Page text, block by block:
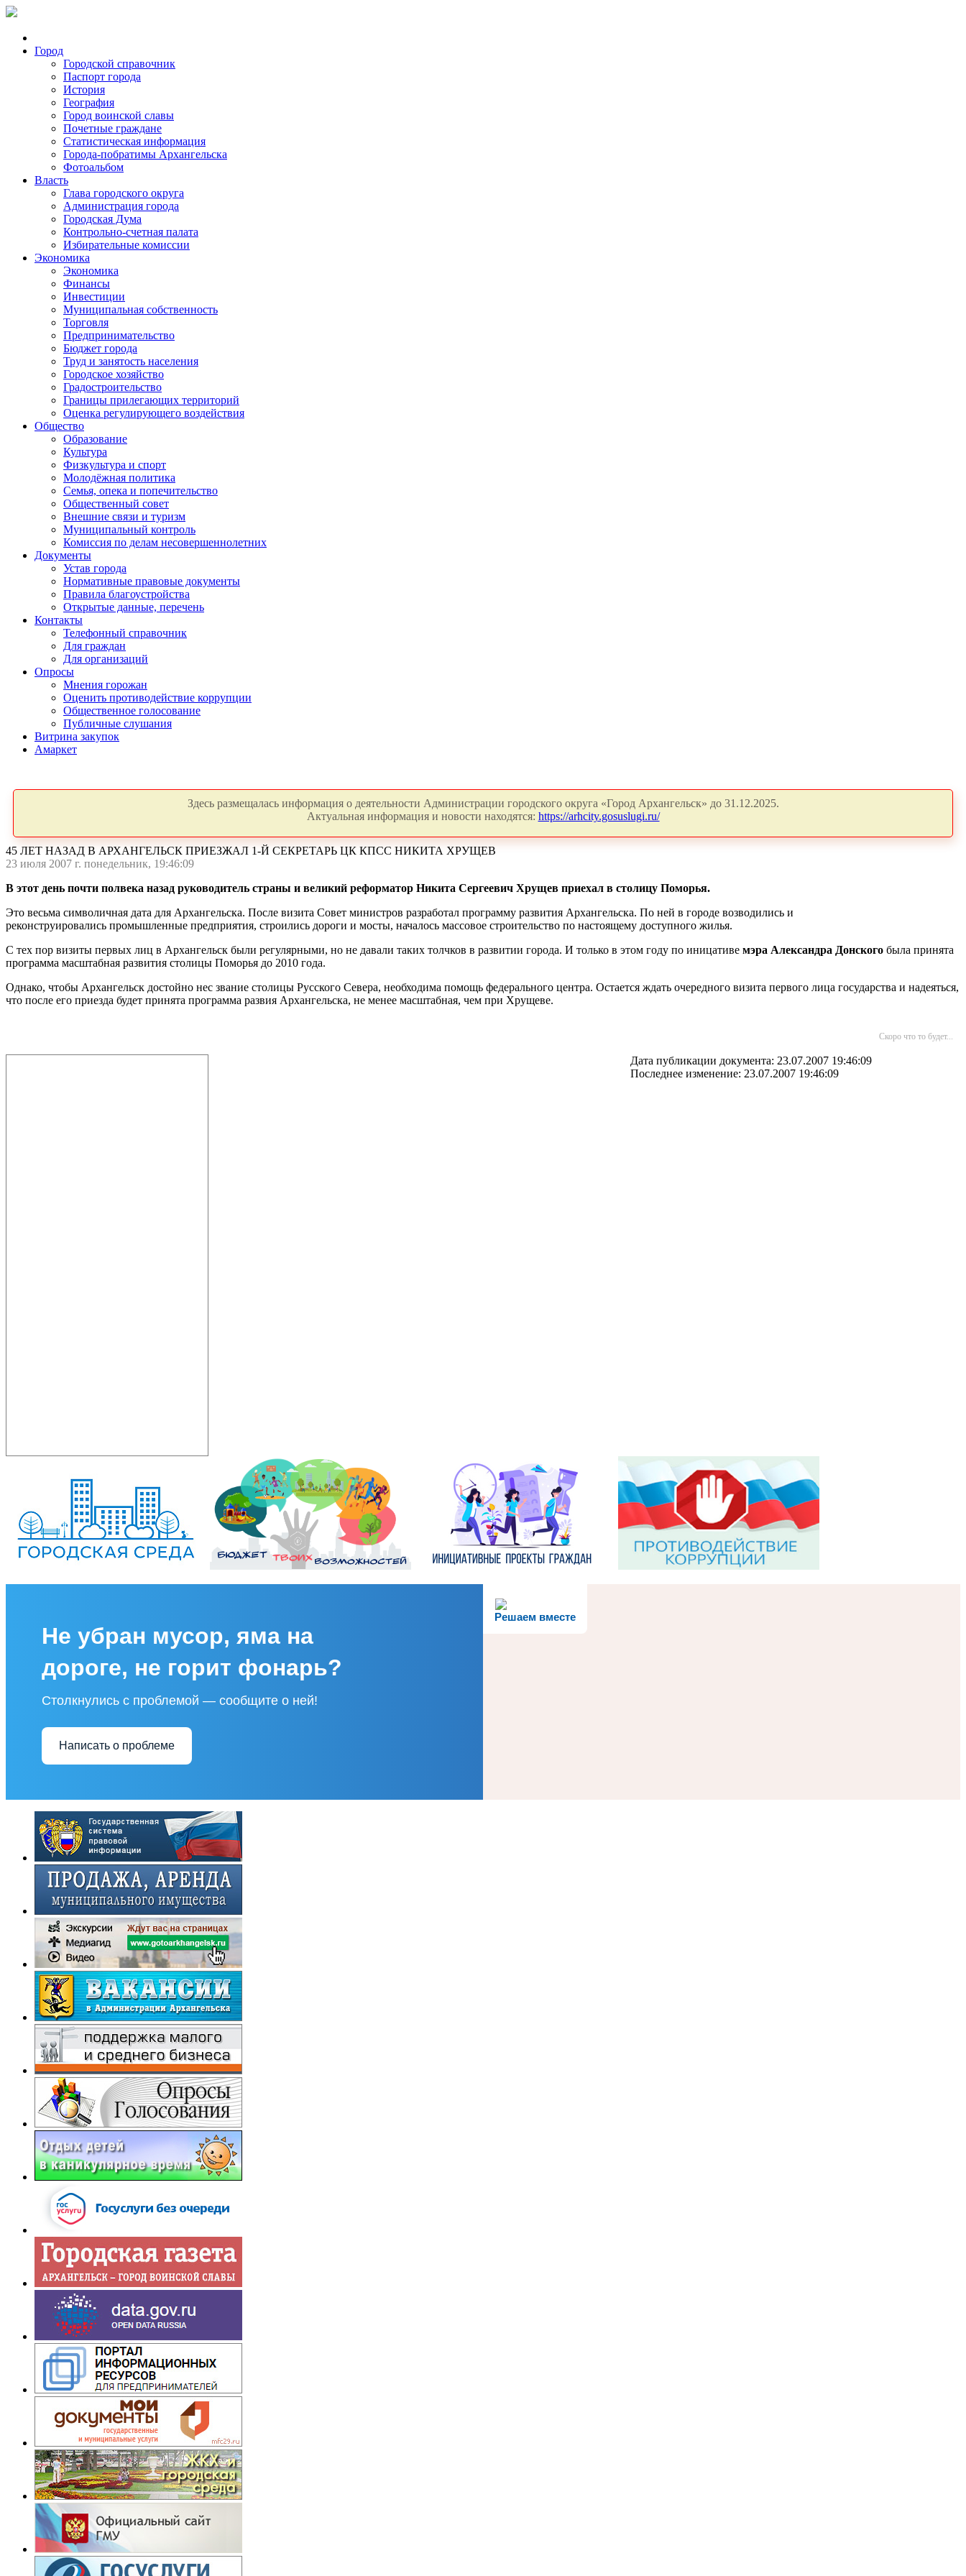
Город
Городской справочник
Паспорт города
История
География
Город воинской славы
Почетные граждане
Статистическая информация
Города-побратимы Архангельска
Фотоальбом
Власть
Глава городского округа
Администрация города
Городская Дума
Контрольно-счетная палата
Избирательные комиссии
Экономика
Экономика
Финансы
Инвестиции
Муниципальная собственность
Торговля
Предпринимательство
Бюджет города
Труд и занятость населения
Городское хозяйство
Градостроительство
Границы прилегающих территорий
Оценка регулирующего воздействия
Общество
Образование
Культура
Физкультура и спорт
Молодёжная политика
Семья, опека и попечительство
Общественный совет
Внешние связи и туризм
Муниципальный контроль
Комиссия по делам несовершеннолетних
Документы
Устав города
Нормативные правовые документы
Правила благоустройства
Открытые данные, перечень
Контакты
Телефонный справочник
Для граждан
Для организаций
Опросы
Мнения горожан
Оценить противодействие коррупции
Общественное голосование
Публичные слушания
Витрина закупок
Амаркет
Здесь размещалась информация о деятельности Администрации городского округа «Город Архангельск» до 31.12.2025.
Актуальная информация и новости находятся: https://arhcity.gosuslugi.ru/
45 ЛЕТ НАЗАД В АРХАНГЕЛЬСК ПРИЕЗЖАЛ 1-Й СЕКРЕТАРЬ ЦК КПСС НИКИТА ХРУЩЕВ
23 июля 2007 г. понедельник, 19:46:09
В этот день почти полвека назад руководитель страны и великий реформатор Никита Сергеевич Хрущев приехал в столицу Поморья.
Это весьма символичная дата для Архангельска. После визита Совет министров разработал программу развития Архангельска. По ней в городе возводились и
реконструировались промышленные предприятия, строились дороги и мосты, началось массовое строительство по настоящему доступного жилья.
С тех пор визиты первых лиц в Архангельск были регулярными, но не давали таких толчков в развитии города. И только в этом году по иницативе мэра Александра Донского была принята
программа масштабная развития столицы Поморья до 2010 года.
Однако, чтобы Архангельск достойно нес звание столицы Русского Севера, необходима помощь федерального центра. Остается ждать очередного визита первого лица государства и надеяться,
что после его приезда будет принята программа развия Архангельска, не менее масштабная, чем при Хрущеве.
Скоро что то будет...
Дата публикации документа: 23.07.2007 19:46:09
Последнее изменение: 23.07.2007 19:46:09
Решаем вместе
Не убран мусор, яма на
дороге, не горит фонарь?
Столкнулись с проблемой — сообщите о ней!
Написать о проблеме